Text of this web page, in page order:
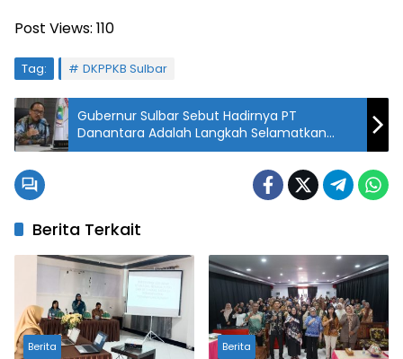
Post Views: 110
Tag: DKPPKB Sulbar
Gubernur Sulbar Sebut Hadirnya PT
Danantara Adalah Langkah Selamatkan
Penerimaan Negara dan Kemandirian
Berita Terkait
Berita Berita